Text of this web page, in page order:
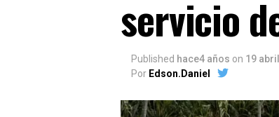
servicio
Published hace4 años on 19
Por Edson.Daniel